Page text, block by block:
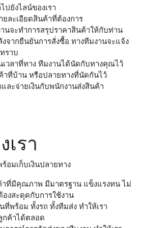
ปยังไลน์ของเรา
ยละเอียดสินค้าที่ต้องการ
นจะทำการสรุปราคาสินค้าให้กับท่าน
งจากยืนยันการสั่งซื้อ ทางทีมงานจะแจ้ง
ราบ
เวลาที่ทาง ทีมงานได้นัดกับทางคุณไว้
าที่บ้าน หรือปลายทางที่นัดกันไว้
ละจ่ายเงินกับพนักงานส่งสินค้า
รา
อมเก็บเงินปลายทาง
ที่มีคุณภาพ มีมาตรฐาน แข็งแรงทน ไม่
องสะดุดกับการใช้งาน
ที่พร้อม ทั้งรถ ทั้งทีมส่ง ทำให้เรา
กค้าได้ตลอด